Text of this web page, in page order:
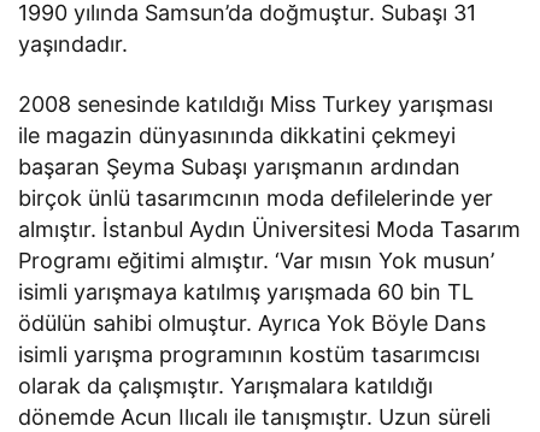
1990 yılında Samsun’da doğmuştur. Subaşı 31
yaşındadır.
2008 senesinde katıldığı Miss Turkey yarışması
ile magazin dünyasınında dikkatini çekmeyi
başaran Şeyma Subaşı yarışmanın ardından
birçok ünlü tasarımcının moda defilelerinde yer
almıştır. İstanbul Aydın Üniversitesi Moda Tasarım
Programı eğitimi almıştır. ‘Var mısın Yok musun’
isimli yarışmaya katılmış yarışmada 60 bin TL
ödülün sahibi olmuştur. Ayrıca Yok Böyle Dans
isimli yarışma programının kostüm tasarımcısı
olarak da çalışmıştır. Yarışmalara katıldığı
dönemde Acun Ilıcalı ile tanışmıştır. Uzun süreli